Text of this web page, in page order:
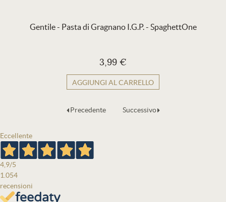
Gentile - Pasta di Gragnano I.G.P. - SpaghettOne
3,99 €
AGGIUNGI AL CARRELLO
Precedente Successivo
Eccellente
4,9/5
1.054
recensioni